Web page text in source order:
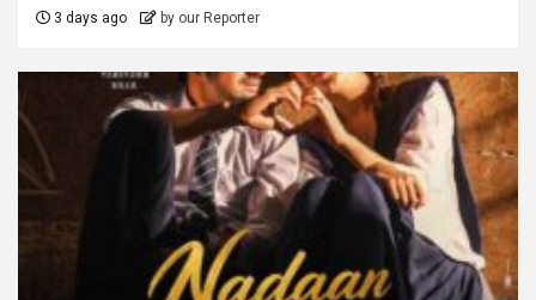
3 days ago by our Reporter